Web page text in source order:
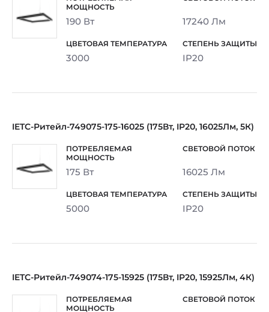
190 Вт 17240 Лм
3000 IP20
IETC-Ритейл-749075-175-16025 (175Вт, IP20, 16025Лм, 5К)
175 Вт 16025 Лм
5000 IP20
IETC-Ритейл-749074-175-15925 (175Вт, IP20, 15925Лм, 4К)